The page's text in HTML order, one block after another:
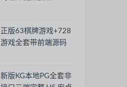
正版63棋牌游戏+728
游戏全套带前端源码
新版KG本地PG全套非